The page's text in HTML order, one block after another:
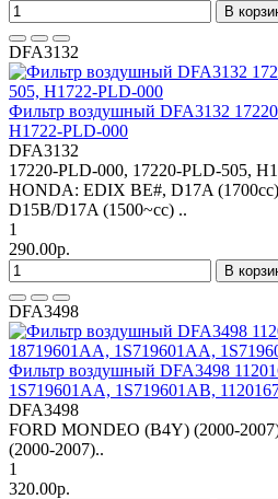
В
DFA3132
Фильтр воздушный DFA3132
H1722-PLD-000
DFA3132
17220-PLD-000, 17220-PLD-505,
HONDA: EDIX BE#, D17A
D15B/D17A (1500~cc) ..
1
290.00р.
В
DFA3498
Фильтр воздушный DFA3498
1S719601AA, 1S719601AB,
DFA3498
FORD MONDEO (B4Y) (2000-
(2000-2007)..
1
320.00р.